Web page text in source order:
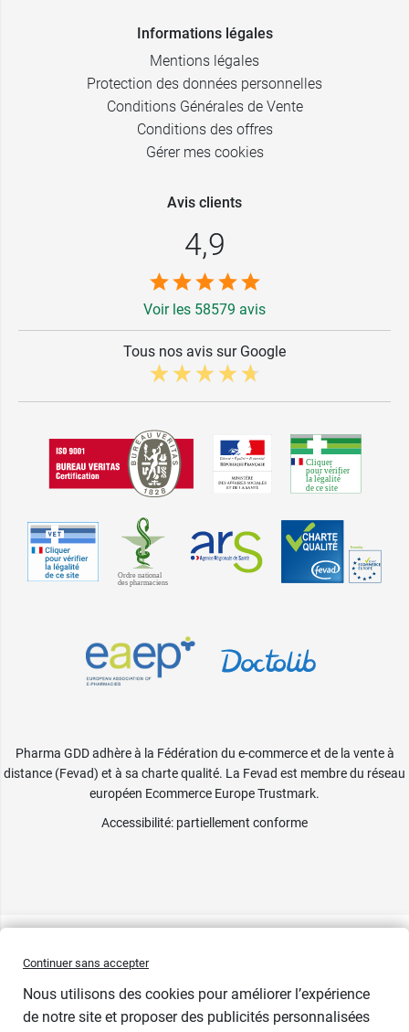
Informations légales
Mentions légales
Protection des données personnelles
Conditions Générales de Vente
Conditions des offres
Gérer mes cookies
Avis clients
4,9
Voir les 58579 avis
Tous nos avis sur Google
Pharma GDD adhère à la Fédération du e-commerce et de la vente à
distance (Fevad) et à sa charte qualité. La Fevad est membre du réseau
européen Ecommerce Europe Trustmark.
Accessibilité: partiellement conforme
Continuer sans accepter
Nous utilisons des cookies pour améliorer l’expérience
de notre site et proposer des publicités personnalisées